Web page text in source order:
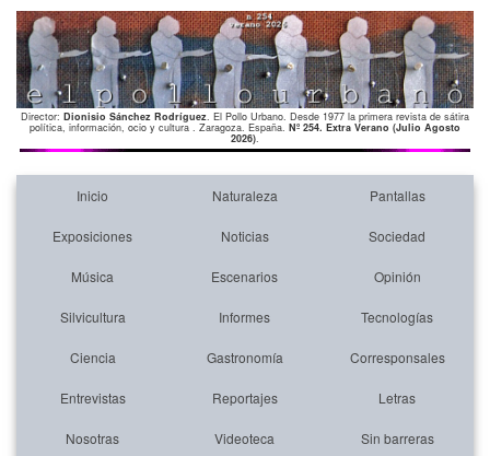
Director: Dionisio Sánchez Rodríguez. El Pollo Urbano. Desde 1977 la primera revista de sátira
política, información, ocio y cultura . Zaragoza. España. Nº 254. Extra Verano (Julio Agosto
2026).
Inicio Naturaleza Pantallas
Exposiciones Noticias Sociedad
Música Escenarios Opinión
Silvicultura Informes Tecnologías
Ciencia Gastronomía Corresponsales
Entrevistas Reportajes Letras
Nosotras Videoteca Sin barreras